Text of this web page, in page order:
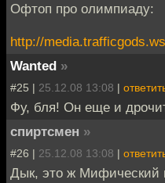
Офтоп про олимпиаду:
http://
Wanted »
#25 | 25.12.08 13:08 |
Фу, бля! Он еще и
спиртсмен »
#26 | 25.12.08 13:08 |
Дык, это ж Мифический